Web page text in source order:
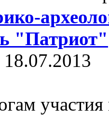
"Патриот"
18.07.2013
участия